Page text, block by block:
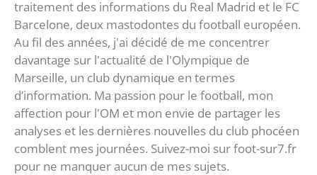
traitement des informations du Real Madrid et le FC
Barcelone, deux mastodontes du football européen.
Au fil des années, j'ai décidé de me concentrer
davantage sur l'actualité de l'Olympique de
Marseille, un club dynamique en termes
d’information. Ma passion pour le football, mon
affection pour l'OM et mon envie de partager les
analyses et les dernières nouvelles du club phocéen
comblent mes journées. Suivez-moi sur foot-sur7.fr
pour ne manquer aucun de mes sujets.